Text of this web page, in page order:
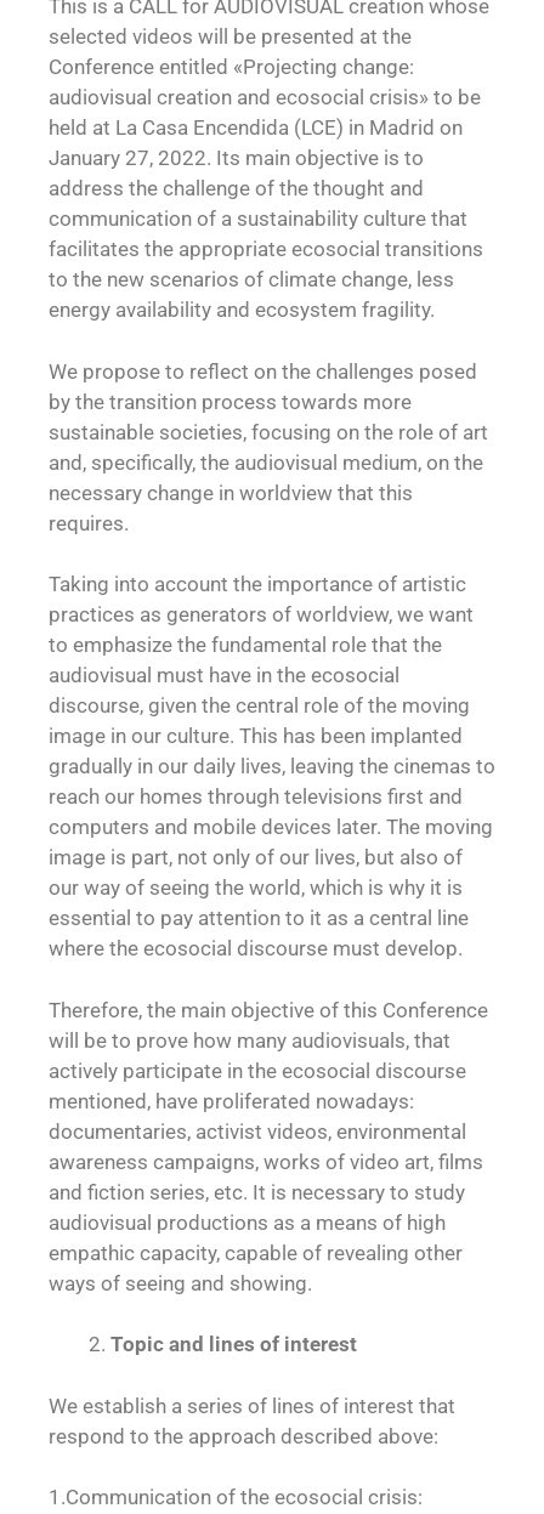
This is a CALL for AUDIOVISUAL creation whose
selected videos will be presented at the
Conference entitled «Projecting change:
audiovisual creation and ecosocial crisis» to be
held at La Casa Encendida (LCE) in Madrid on
January 27, 2022. Its main objective is to
address the challenge of the thought and
communication of a sustainability culture that
facilitates the appropriate ecosocial transitions
to the new scenarios of climate change, less
energy availability and ecosystem fragility.
We propose to reflect on the challenges posed
by the transition process towards more
sustainable societies, focusing on the role of art
and, specifically, the audiovisual medium, on the
necessary change in worldview that this
requires.
Taking into account the importance of artistic
practices as generators of worldview, we want
to emphasize the fundamental role that the
audiovisual must have in the ecosocial
discourse, given the central role of the moving
image in our culture. This has been implanted
gradually in our daily lives, leaving the cinemas to
reach our homes through televisions first and
computers and mobile devices later. The moving
image is part, not only of our lives, but also of
our way of seeing the world, which is why it is
essential to pay attention to it as a central line
where the ecosocial discourse must develop.
Therefore, the main objective of this Conference
will be to prove how many audiovisuals, that
actively participate in the ecosocial discourse
mentioned, have proliferated nowadays:
documentaries, activist videos, environmental
awareness campaigns, works of video art, films
and fiction series, etc. It is necessary to study
audiovisual productions as a means of high
empathic capacity, capable of revealing other
ways of seeing and showing.
Topic and lines of interest
We establish a series of lines of interest that
respond to the approach described above:
1.Communication of the ecosocial crisis: